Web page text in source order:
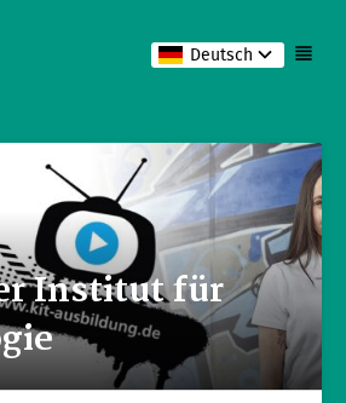
Deutsch
Institut für